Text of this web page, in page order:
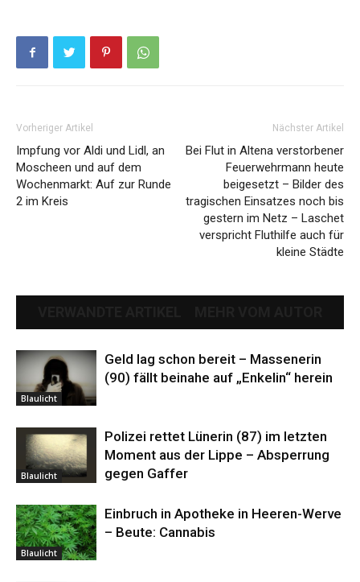
Vorheriger Artikel
Impfung vor Aldi und Lidl, an
Moscheen und auf dem
Wochenmarkt: Auf zur Runde
2 im Kreis
Nächster Artikel
Bei Flut in Altena verstorbener
Feuerwehrmann heute
beigesetzt – Bilder des
tragischen Einsatzes noch bis
gestern im Netz – Laschet
verspricht Fluthilfe auch für
kleine Städte
Blaulicht
Geld lag schon bereit – Massenerin
(90) fällt beinahe auf „Enkelin“ herein
Blaulicht
Polizei rettet Lünerin (87) im letzten
Moment aus der Lippe – Absperrung
gegen Gaffer
Blaulicht
Einbruch in Apotheke in Heeren-Werve
– Beute: Cannabis